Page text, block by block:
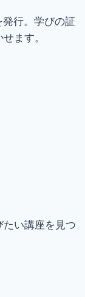
行。学びの証
ます。
い講座を見つ